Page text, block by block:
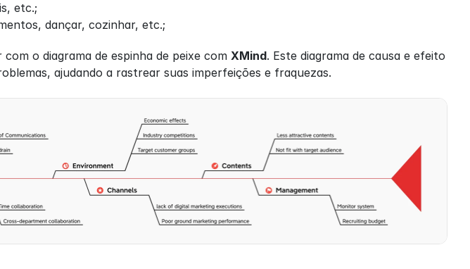
etc.;
dançar, cozinhar, etc.;
o diagrama de espinha de peixe com XMind. Este diagrama de causa e efeito
ajudando a rastrear suas imperfeições e fraquezas.